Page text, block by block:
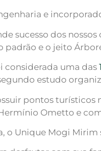
e
sucesso dos
padrão e o jeito
considerada uma das
estudo
pontos turísticos
Ometto e
o Unique Mogi Mirim